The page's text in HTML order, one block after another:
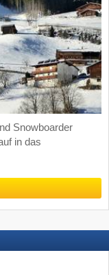
Snowboarder
in das